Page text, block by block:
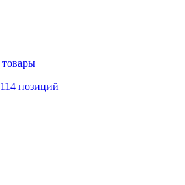
114 позиций